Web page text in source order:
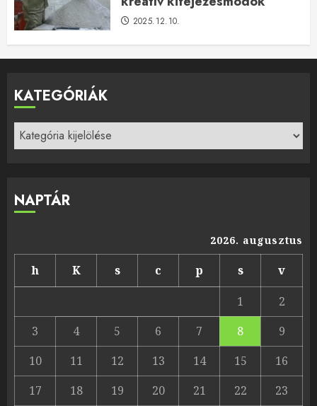
2025.12.10.
KATEGÓRIÁK
Kategóriák
NAPTÁR
2026. augusztus
h K s c p s
v
1
2
3
4 5 6 7 8
9
10
11 12 13 14 15
16
17
18 19 20 21 22 23